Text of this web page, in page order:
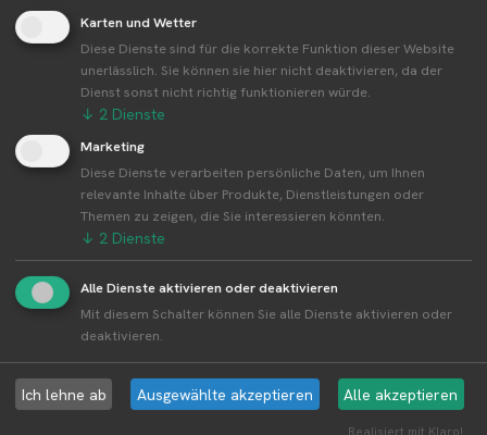
Art des Standortes
Adresse oder GPS-Position des Feldes
Obst- und Gemüsesorten (getrennt durch Komma)
Weiter
Karten und Wetter
Diese Dienste sind für die korrekte Funktion dieser Website
unerlässlich. Sie können sie hier nicht deaktivieren, da der
Dienst sonst nicht richtig funktionieren würde.
↓ 2 Dienste
Marketing
Diese Dienste verarbeiten persönliche Daten, um Ihnen
relevante Inhalte über Produkte, Dienstleistungen oder
Themen zu zeigen, die Sie interessieren könnten.
↓ 2 Dienste
Alle Dienste aktivieren oder deaktivieren
Mit diesem Schalter können Sie alle Dienste aktivieren oder
deaktivieren.
Ich lehne ab Ausgewählte akzeptieren Alle akzeptieren
Realisiert mit Klaro!